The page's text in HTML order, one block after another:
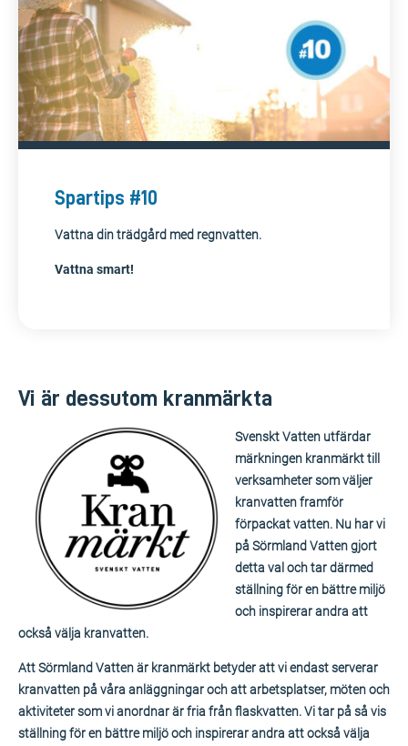
Spartips #10
Vattna din trädgård med regnvatten.
Vattna smart!
Vi är dessutom kranmärkta
Svenskt Vatten utfärdar
märkningen kranmärkt till
verksamheter som väljer
kranvatten framför
förpackat vatten. Nu har vi
på Sörmland Vatten gjort
detta val och tar därmed
ställning för en bättre miljö
och inspirerar andra att
också välja kranvatten.
Att Sörmland Vatten är kranmärkt betyder att vi endast serverar
kranvatten på våra anläggningar och att arbetsplatser, möten och
aktiviteter som vi anordnar är fria från flaskvatten. Vi tar på så vis
ställning för en bättre miljö och inspirerar andra att också välja